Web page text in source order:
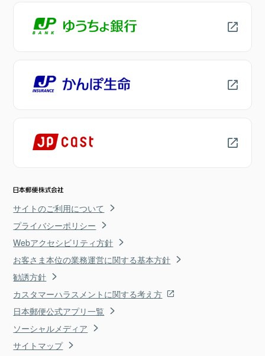
サイトのご利用について
プライバシーポリシー
Webアクセシビリティ方針
お客さま本位の業務運営に関する基本方針
勧誘方針
カスタマーハラスメントに関する考え方
日本郵便公式アプリ一覧
ソーシャルメディア
サイトマップ